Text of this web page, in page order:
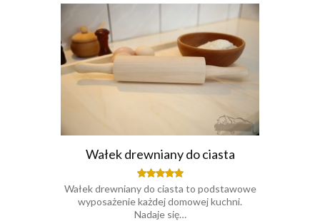
Wałek drewniany do ciasta
Oceniony
5.00
na 5.
Wałek drewniany do ciasta to podstawowe
wyposażenie każdej domowej kuchni.
Nadaje się…